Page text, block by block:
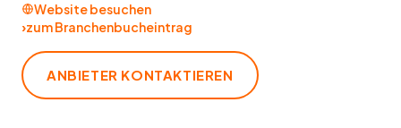
Website besuchen
›zum Branchenbucheintrag
ANBIETER KONTAKTIEREN